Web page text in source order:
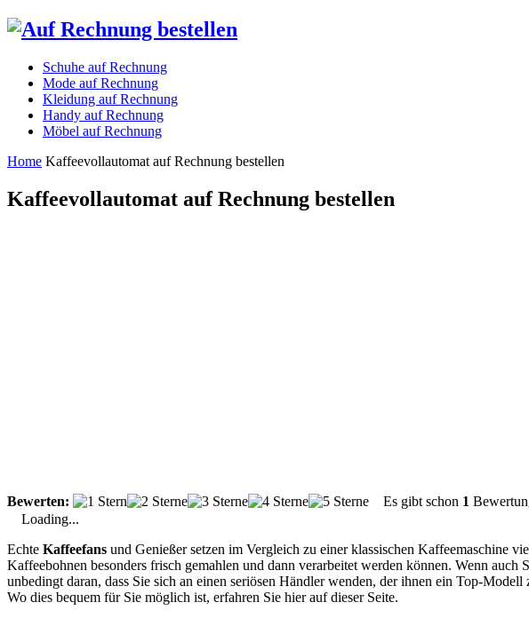
Schuhe auf Rechnung
Mode auf Rechnung
Kleidung auf Rechnung
Handy auf Rechnung
Möbel auf Rechnung
Home Kaffeevollautomat auf Rechnung bestellen
Kaffeevollautomat auf Rechnung bestellen
Bewerten: Es gibt schon 1
Loading...
Echte Kaffeefans und Genießer setzen im Vergleich zu einer klassischen Kaffeemaschine
Kaffeebohnen besonders frisch gemahlen und dann verarbeitet werden können. Wenn
unbedingt daran, dass Sie sich an einen seriösen Händler wenden, der ihnen ein Top-
Wo dies bequem für Sie möglich ist, erfahren Sie hier auf dieser Seite.